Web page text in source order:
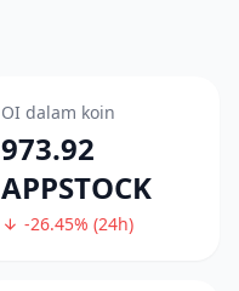
OI dalam koin
973.92
APPSTOCK
-26.45% (24h)